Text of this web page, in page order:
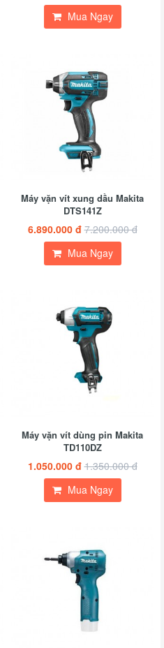
Mua Ngay
Máy vặn vít xung dầu Makita
DTS141Z
6.890.000 đ 7.200.000 đ
Mua Ngay
Máy vặn vít dùng pin Makita
TD110DZ
1.050.000 đ 1.350.000 đ
Mua Ngay